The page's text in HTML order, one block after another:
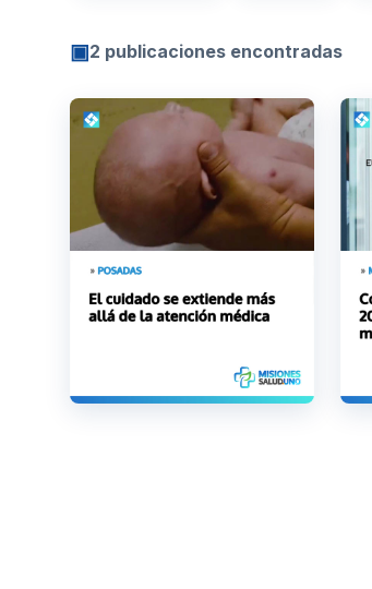
▣2 publicaciones encontradas